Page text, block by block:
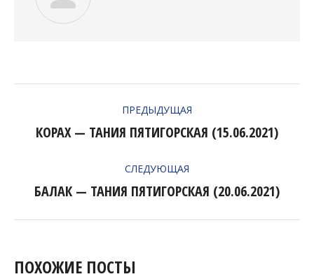
ПО
ПРЕДЫДУЩАЯ
Предыдущая
КОРАХ — ТАНИЯ ПЯТИГОРСКАЯ (15.06.2021)
СЛЕДУЮЩАЯ
Следующая
БАЛАК — ТАНИЯ ПЯТИГОРСКАЯ (20.06.2021)
ПОХОЖИЕ ПОСТЫ